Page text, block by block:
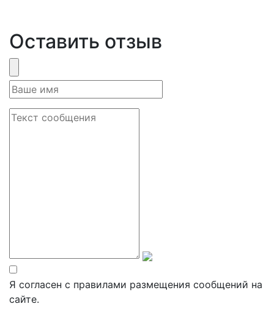
Оставить отзыв
Я согласен с правилами размещения сообщений на
сайте.